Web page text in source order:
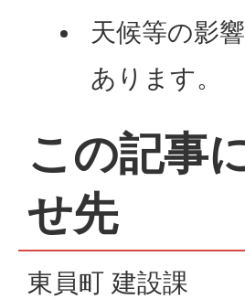
天候等の影
あります。
この記事
せ先
東員町 建設課